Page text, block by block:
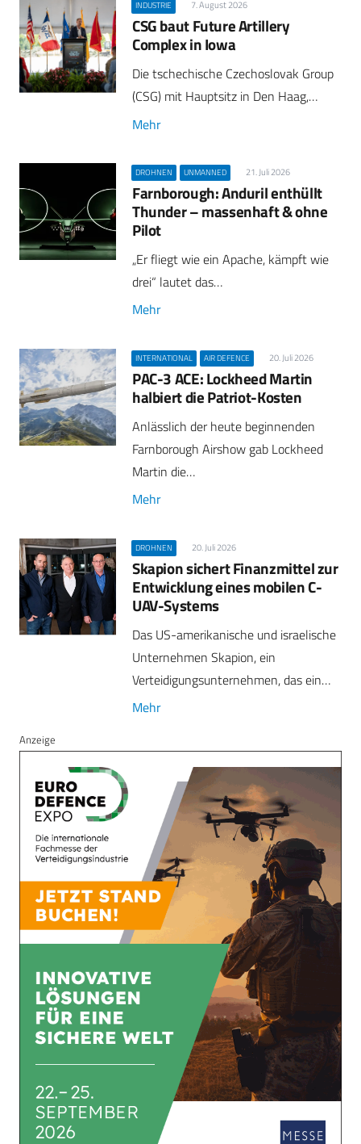
INDUSTRIE 7. August 2026
CSG baut Future Artillery
Complex in Iowa
Die tschechische Czechoslovak Group
(CSG) mit Hauptsitz in Den Haag,…
Mehr
DROHNEN UNMANNED 21. Juli 2026
Farnborough: Anduril enthüllt
Thunder – massenhaft & ohne
Pilot
„Er fliegt wie ein Apache, kämpft wie
drei“ lautet das…
Mehr
INTERNATIONAL AIR DEFENCE 20. Juli 2026
PAC-3 ACE: Lockheed Martin
halbiert die Patriot-Kosten
Anlässlich der heute beginnenden
Farnborough Airshow gab Lockheed
Martin die…
Mehr
DROHNEN 20. Juli 2026
Skapion sichert Finanzmittel zur
Entwicklung eines mobilen C-
UAV-Systems
Das US-amerikanische und israelische
Unternehmen Skapion, ein
Verteidigungsunternehmen, das ein…
Mehr
Anzeige